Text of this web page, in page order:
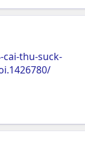
thu-suck-